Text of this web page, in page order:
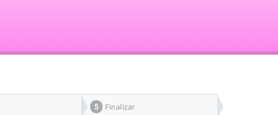
5 Finalizar